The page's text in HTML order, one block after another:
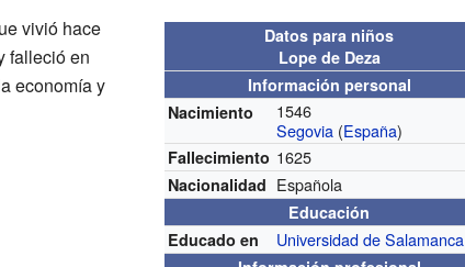
Datos para niños
Lope de Deza
Información personal
Nacimiento
1546
Segovia (España)
Fallecimiento 1625
Nacionalidad Española
Educación
Educado en
Universidad de Salamanca
vivió hace
falleció en
economía y